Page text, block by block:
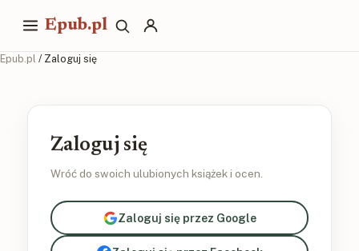
Epub.pl
Epub.pl / Zaloguj się
Zaloguj się
Wróć do swoich ulubionych książek i ocen.
Zaloguj się przez Google